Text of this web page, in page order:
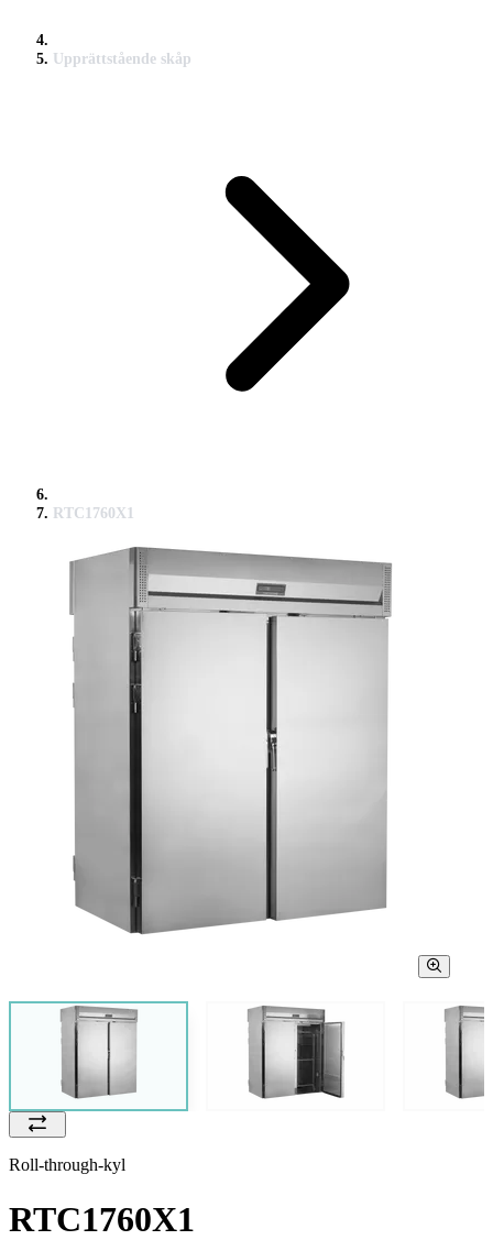
Upprättstående skåp
RTC1760X1
Roll-through-kyl
RTC1760X1